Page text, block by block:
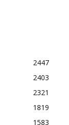
2447
2403
2321
1819
1583